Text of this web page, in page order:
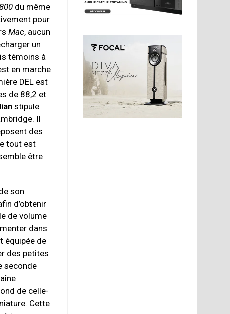
800 du même
pour
Mac, aucun
un
témoins à
en marche
DEL est
de 88,2 et
stipule
Il
des
tout est
être
son
d’obtenir
de volume
dans
équipée de
des petites
seconde
de celle-
Cette